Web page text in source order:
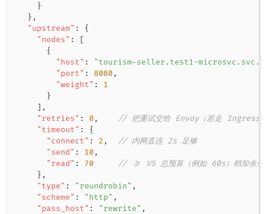
}
} ,
"upstream" :
{
"nodes" :
[
{
"host" :
"tourism-seller.test1-
"port" : 8080 ,
"weight" :
1
}
] ,
"retries" : 0 ,
// 把重试交给 Envoy（若走 Ingress
"timeout" :
{
"connect" : 2 ,
// 内网直连 2s 足够
"send" : 10 ,
"read" : 70
// >= VS 总预算（例如 60s）稍加余量
} ,
"type" : "roundrobin" ,
"scheme" : "http" ,
"pass_host" : "rewrite" ,